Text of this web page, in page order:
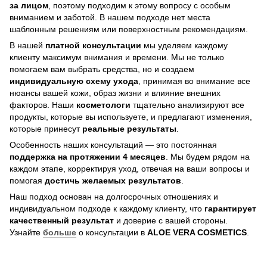
за лицом , поэтому подходим к этому вопросу с особым
вниманием и заботой. В нашем подходе нет места
шаблонным решениям или поверхностным рекомендациям.
В нашей платной консультации мы уделяем каждому
клиенту максимум внимания и времени. Мы не только
помогаем вам выбрать средства, но и создаем
индивидуальную схему ухода , принимая во внимание все
нюансы вашей кожи, образ жизни и влияние внешних
факторов. Наши косметологи тщательно анализируют все
продукты, которые вы используете, и предлагают изменения,
которые принесут реальные результаты
Особенность наших консультаций — это постоянная
поддержка на протяжении 4 месяцев . Мы будем рядом на
каждом этапе, корректируя уход, отвечая на ваши вопросы и
помогая достичь желаемых результатов
Наш подход основан на долгосрочных отношениях и
индивидуальном подходе к каждому клиенту, что гарантирует
качественный результат и доверие с вашей стороны.
Узнайте больше о консультации в ALOE VERA COSMETICS